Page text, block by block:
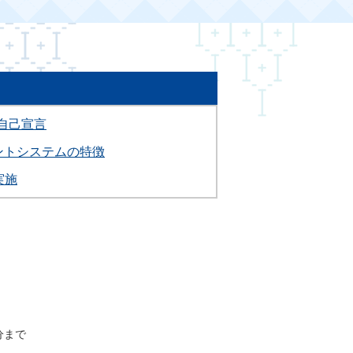
己宣言
システムの特徴
施
まで